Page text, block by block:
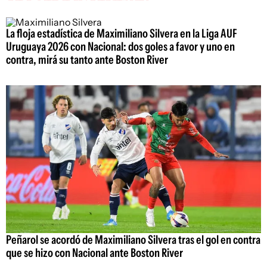
La floja estadística de Maximiliano Silvera en la Liga AUF
Uruguaya 2026 con Nacional: dos goles a favor y uno en
contra, mirá su tanto ante Boston River
Peñarol se acordó de Maximiliano Silvera tras el gol en contra
que se hizo con Nacional ante Boston River